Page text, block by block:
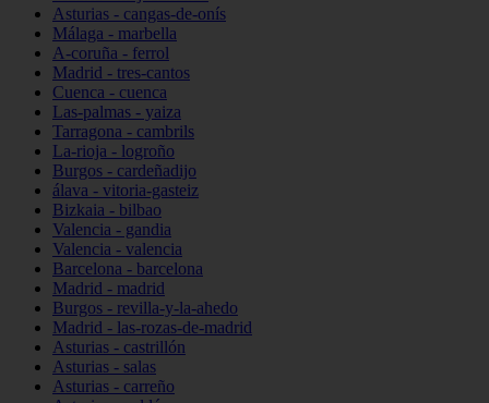
Asturias - cangas-de-onís
Málaga - marbella
A-coruña - ferrol
Madrid - tres-cantos
Cuenca - cuenca
Las-palmas - yaiza
Tarragona - cambrils
La-rioja - logroño
Burgos - cardeñadijo
álava - vitoria-gasteiz
Bizkaia - bilbao
Valencia - gandia
Valencia - valencia
Barcelona - barcelona
Madrid - madrid
Burgos - revilla-y-la-ahedo
Madrid - las-rozas-de-madrid
Asturias - castrillón
Asturias - salas
Asturias - carreño